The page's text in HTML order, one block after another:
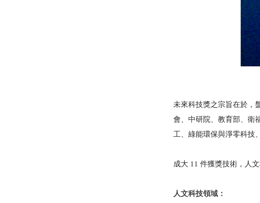
未來科技獎之宗旨在於，
會、中研院、教育部、衛
工、綠能環保與淨零科技
成大 11 件獲獎技術， 人
人文科技領域：